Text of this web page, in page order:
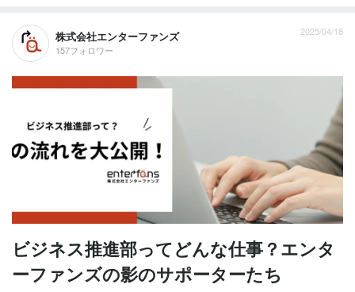
株式会社エンターファンズ
157フォロワー
2025/04/18
ビジネス推進部ってどんな仕事？エンタ
ーファンズの影のサポーターたち